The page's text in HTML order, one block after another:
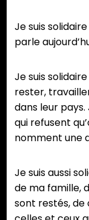
Je suis
parle
Je suis
rester,
dans leur
qui refusent
nomment une
Je suis aussi
de ma famille,
sont restés, de